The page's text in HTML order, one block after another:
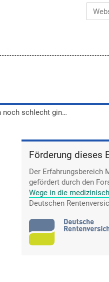
Da es ihm gesundheitlich noch schlecht ging, konnte Peter Book nach der gemeinsamen Reha-Zeit mit seiner Familie noch eine Woche allein verlängern.
Förderung dieses
Der Erfahrungsbereich
gefördert durch den
Wege in die
Deutschen